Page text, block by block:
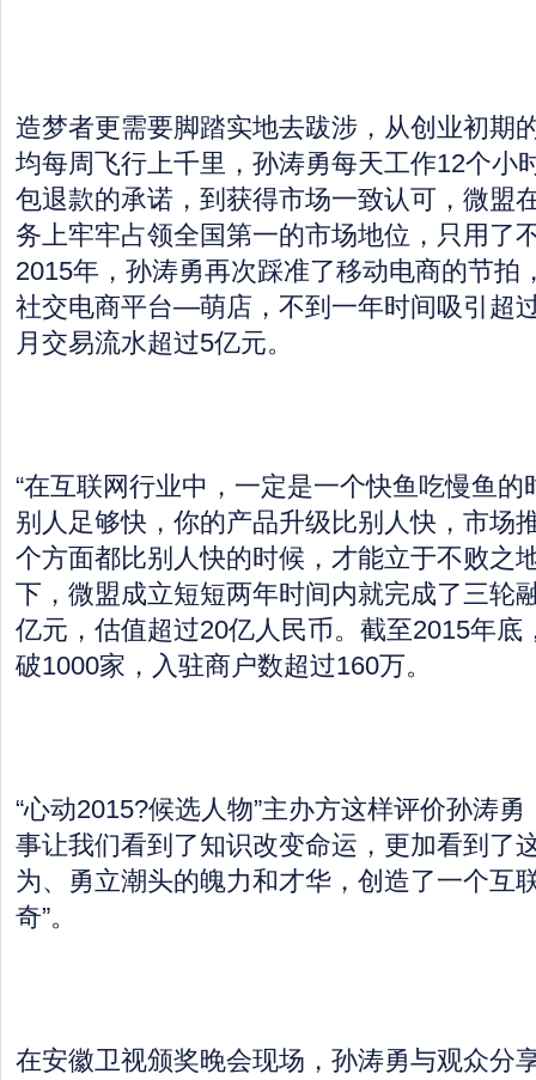
造梦者更需要脚踏实地去跋涉，从创业初期
均每周飞行上千里，孙涛勇每天工作12个小
包退款的承诺，到获得市场一致认可，微盟
务上牢牢占领全国第一的市场地位，只用了
2015年，孙涛勇再次踩准了移动电商的节拍
社交电商平台—萌店，不到一年时间吸引超
月交易流水超过5亿元。
“在互联网行业中，一定是一个快鱼吃慢鱼
别人足够快，你的产品升级比别人快，市场
个方面都比别人快的时候，才能立于不败之
下，微盟成立短短两年时间内就完成了三轮
亿元，估值超过20亿人民币。截至2015年底
破1000家，入驻商户数超过160万。
“心动2015?候选人物”主办方这样评价孙涛勇
事让我们看到了知识改变命运，更加看到了
为、勇立潮头的魄力和才华，创造了一个互
奇”。
在安徽卫视颁奖晚会现场，孙涛勇与观众分